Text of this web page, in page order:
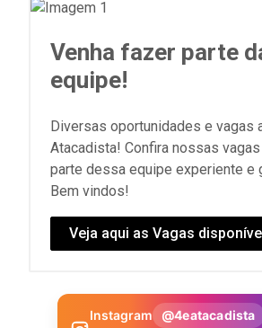
Venha fazer parte
equipe!
Diversas oportunidades e vagas
Atacadista! Confira nossas
parte dessa equipe experiente e
Bem vindos!
Veja aqui as Vagas
Instagram
@4eatacadista